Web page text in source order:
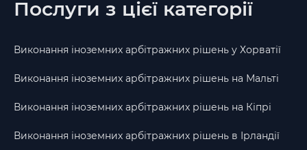
Послуги з цієї категорії
Виконання іноземних арбітражних рішень у Хорватії
Виконання іноземних арбітражних рішень на Мальті
Виконання іноземних арбітражних рішень на Кіпрі
Виконання іноземних арбітражних рішень в Ірландії